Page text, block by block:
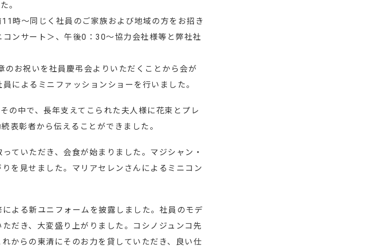
。
時～同じく社員のご家族および地域の方をお招き
ンサート＞、午後0：30～協力会社様等と弊社社
お祝いを社員慶弔会よりいただくことから会が
によるミニファッションショーを行いました。
の中で、長年支えてこられた夫人様に花束とプレ
表彰者から伝えることができました。
ていただき、会食が始まりました。マジシャン・
を見せました。マリアセレンさんによるミニコン
よる新ユニフォームを披露しました。社員のモデ
だき、大変盛り上がりました。コシノジュンコ先
からの東清にそのお力を貸していただき、良い仕